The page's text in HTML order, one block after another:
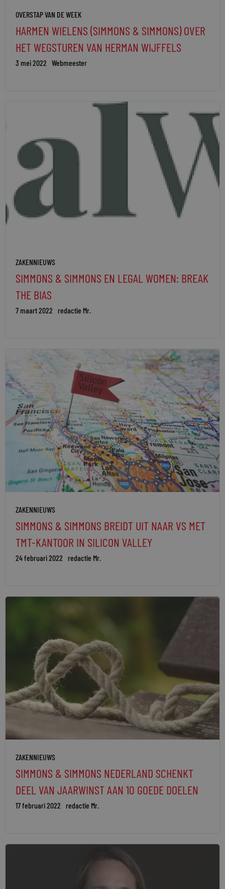
OVERSTAP VAN DE WEEK
HARMEN WIELENS (SIMMONS & SIMMONS) OVER
HET WEGSTUREN VAN HERMAN WIJFFELS
3 mei 2022 Webmeester
ZAKENNIEUWS
SIMMONS & SIMMONS EN LEGAL WOMEN: BREAK
THE BIAS
7 maart 2022 redactie Mr.
ZAKENNIEUWS
SIMMONS & SIMMONS BREIDT UIT NAAR VS MET
TMT-KANTOOR IN SILICON VALLEY
24 februari 2022 redactie Mr.
ZAKENNIEUWS
SIMMONS & SIMMONS NEDERLAND SCHENKT
DEEL VAN JAARWINST AAN 10 GOEDE DOELEN
17 februari 2022 redactie Mr.